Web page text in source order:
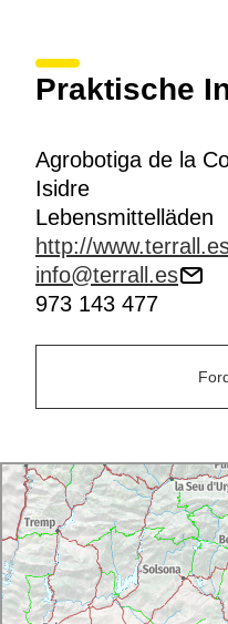
Praktische
Agrobotiga de la
Isidre
Lebensmittelläden
http://
info@terrall.es
973 143 477